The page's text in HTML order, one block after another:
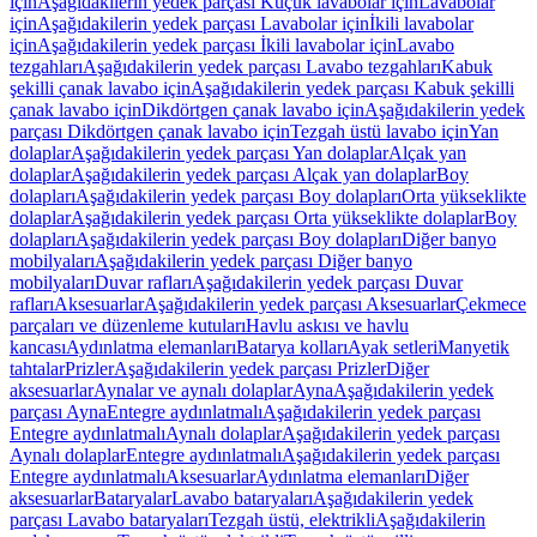
içinAşağıdakilerin yedek parçası Lavabolar içinİkili lavabolar
içinAşağıdakilerin yedek parçası İkili lavabolar içinLavabo
tezgahlarıAşağıdakilerin yedek parçası Lavabo tezgahlarıKabuk
şekilli çanak lavabo içinAşağıdakilerin yedek parçası Kabuk şekilli
çanak lavabo içinDikdörtgen çanak lavabo içinAşağıdakilerin yedek
parçası Dikdörtgen çanak lavabo içinTezgah üstü lavabo içinYan
dolaplarAşağıdakilerin yedek parçası Yan dolaplarAlçak yan
dolaplarAşağıdakilerin yedek parçası Alçak yan dolaplarBoy
dolaplarıAşağıdakilerin yedek parçası Boy dolaplarıOrta yükseklikte
dolaplarAşağıdakilerin yedek parçası Orta yükseklikte dolaplarBoy
dolaplarıAşağıdakilerin yedek parçası Boy dolaplarıDiğer banyo
mobilyalarıAşağıdakilerin yedek parçası Diğer banyo
mobilyalarıDuvar raflarıAşağıdakilerin yedek parçası Duvar
raflarıAksesuarlarAşağıdakilerin yedek parçası AksesuarlarÇekmece
parçaları ve düzenleme kutularıHavlu askısı ve havlu
kancasıAydınlatma elemanlarıBatarya kollarıAyak setleriManyetik
tahtalarPrizlerAşağıdakilerin yedek parçası PrizlerDiğer
aksesuarlarAynalar ve aynalı dolaplarAynaAşağıdakilerin yedek
parçası AynaEntegre aydınlatmalıAşağıdakilerin yedek parçası
Entegre aydınlatmalıAynalı dolaplarAşağıdakilerin yedek parçası
Aynalı dolaplarEntegre aydınlatmalıAşağıdakilerin yedek parçası
Entegre aydınlatmalıAksesuarlarAydınlatma elemanlarıDiğer
aksesuarlarBataryalarLavabo bataryalarıAşağıdakilerin yedek
parçası Lavabo bataryalarıTezgah üstü, elektrikliAşağıdakilerin